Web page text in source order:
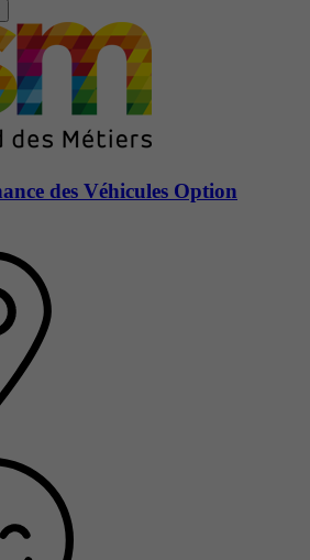
des Véhicules Option